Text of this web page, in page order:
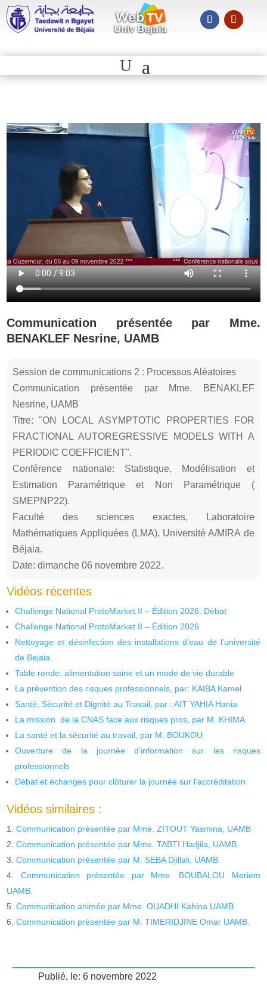
Communication présentée par Mme.
BENAKLEF Nesrine, UAMB
Session de communications 2 : Processus Aléatoires
Communication présentée par Mme. BENAKLEF
Nesrine, UAMB
Titre: "ON LOCAL ASYMPTOTIC PROPERTIES FOR
FRACTIONAL AUTOREGRESSIVE MODELS WITH A
PERIODIC COEFFICIENT".
Conférence nationale: Statistique, Modélisation et
Estimation Paramétrique et Non Paramétrique (
SMEPNP22).
Faculté des sciences exactes, Laboratoire
Mathématiques Appliquées (LMA), Université A/MIRA de
Béjaia.
Date: dimanche 06 novembre 2022.
Vidéos récentes
Challenge National ProtoMarket II – Édition 2026. Débat
Challenge National ProtoMarket II – Édition 2026
Nettoyage et désinfection des installations d’eau de l’université
de Bejaia
Table ronde: alimentation saine et un mode de vie durable
La prévention des risques professionnels, par: KAIBA Kamel
Santé, Sécurité et Dignité au Travail, par : AIT YAHIA Hania
La mission de la CNAS face aux risques pros, par M. KHIMA
La santé et la sécurité au travail, par M. BOUKOU
Ouverture de la journée d’information sur les risques
professionnels
Débat et échanges pour clôturer la journée sur l’accréditation
Vidéos similaires :
Communication présentée par Mme. ZITOUT Yasmina, UAMB
Communication présentée par Mme. TABTI Hadjila, UAMB
Communication présentée par M. SEBA Djillali, UAMB
Communication présentée par Mme. BOUBALOU Meriem
UAMB.
Communication animée par Mme. OUADHI Kahina UAMB
Communication présentée par M. TIMERIDJINE Omar UAMB.
Publié, le: 6 novembre 2022